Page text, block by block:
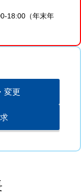
18:00（年末年
変更